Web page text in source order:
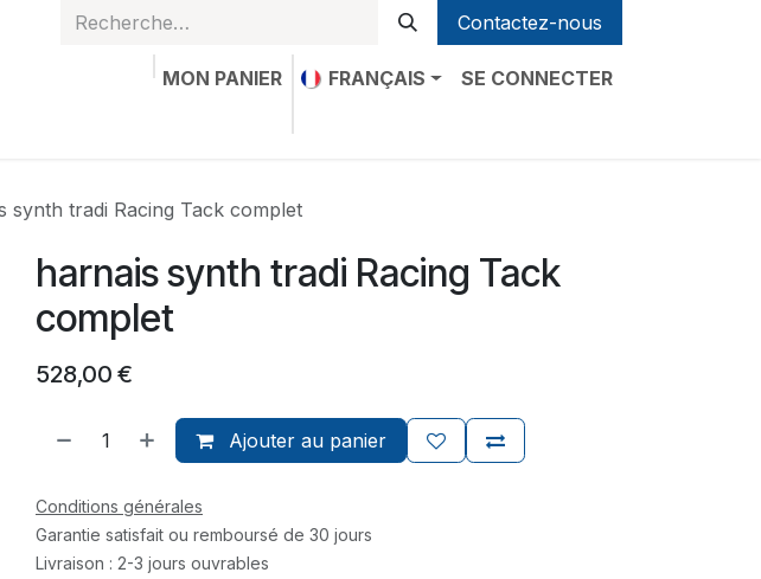
Contactez-nous
MON PANIER FRANÇAIS
SE CONNECTER
synth tradi Racing Tack complet
harnais synth tradi Racing Tack
complet
528,00 €
Ajouter au panier
Conditions générales
Garantie satisfait ou remboursé de 30 jours
Livraison : 2-3 jours ouvrables